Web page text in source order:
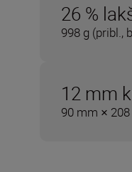
26 %
998 g (pribl.,
12 mm
90 mm ×